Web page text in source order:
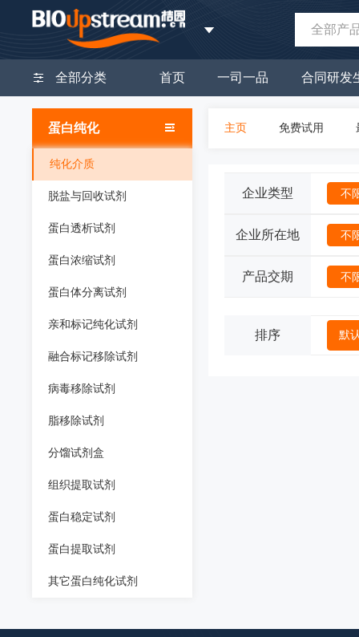
全部产
全部分类 首页 一司一品 合同研发
蛋白纯化
纯化介质
脱盐与回收试剂
蛋白透析试剂
蛋白浓缩试剂
蛋白体分离试剂
亲和标记纯化试剂
融合标记移除试剂
病毒移除试剂
脂移除试剂
分馏试剂盒
组织提取试剂
蛋白稳定试剂
蛋白提取试剂
其它蛋白纯化试剂
主页 免费试用
企业类型 不
企业所在地 不
产品交期 不
排序 默